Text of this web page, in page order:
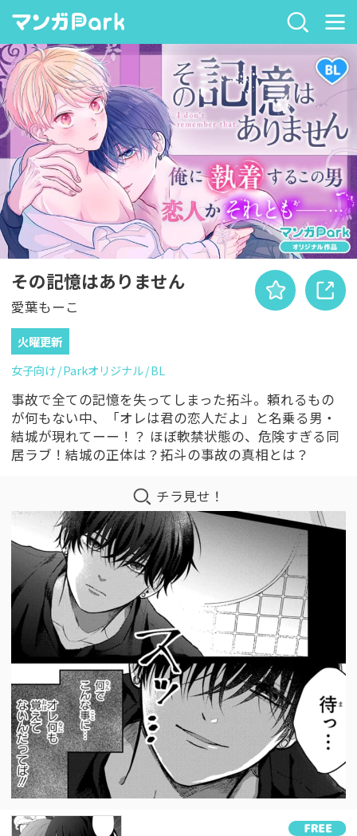
その記憶はありません
愛葉もーこ
火曜更新
女子向け Parkオリジナル BL
事故で全ての記憶を失ってしまった拓斗。頼れるもの
が何もない中、「オレは君の恋人だよ」と名乗る男・
結城が現れてーー！？ ほぼ軟禁状態の、危険すぎる同
居ラブ！結城の正体は？拓斗の事故の真相とは？
チラ見せ！